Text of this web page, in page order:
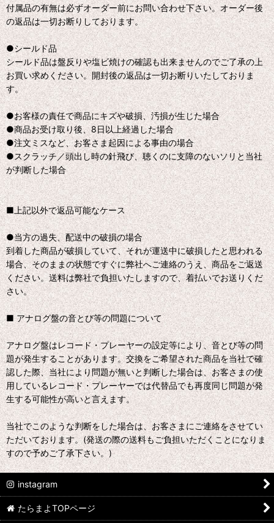
付属品の有無は必ずオーダー前にお問い合わせ下さい。オーダー後
の返品は一切お断りしております。
●シールド品
シールド品は盤反りや塩ビ焼けの確認も出来ませんのでご了承の上
お買い求めください。開封後の返品は一切お断りいたしておりま
す。
●お客様の責任で商品にキズや破損、汚損が生じた場合
●商品お受け取り後、8日以上経過した場合
●注文ミスなど、お客さま起因による事由の場合
●スクラッチ／頭出し時の針飛び、聴くのに支障のないソリと当社
が判断した場合
■上記以外で返品可能なケース
●当方の過失、配送中の破損の場合
到着した商品が破損していて、それが運送中に破損したと思われる
場合、そのままの状態ですぐに弊社へご連絡のうえ、商品をご返送
ください。送料は弊社で負担いたしますので、着払いでお送りくだ
さい。
■ アナログ盤の音とび等の問題について
アナログ盤はレコード・プレーヤーの設定等により、音とび等の問
題が発生することがあります。交換をご希望された商品を当社で確
認した際、当社により問題が無いと判断した場合は、お客さまの使
用しているレコード・プレーヤーでは代替品でも再度同じ問題が発
生する可能性が高いと言えます。
当社でこのような判断をした場合は、お客さまにご連絡をさせてい
ただいております。(発送の際の送料もご負担いただくことになりま
すので予めご了承下さい。)
instagram
たらまよTOPページ